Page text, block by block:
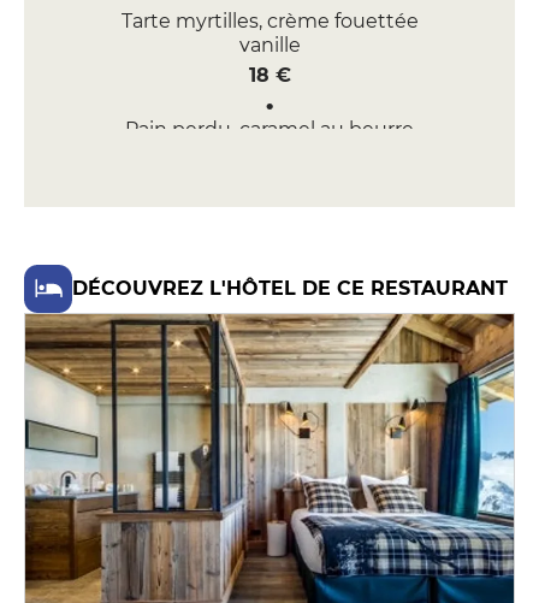
Tarte myrtilles, crème fouettée
vanille
18 €
Pain perdu, caramel au beurre
PLAT PRINCIPAL
châtaignes
38 €
Entrecôte, os à moelle à la braise
48 €
DÉCOUVREZ L'HÔTEL DE CE RESTAURANT